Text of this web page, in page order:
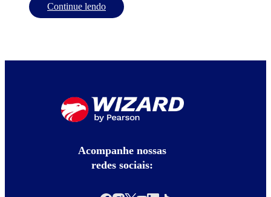
Continue lendo
Acompanhe nossas
redes sociais: